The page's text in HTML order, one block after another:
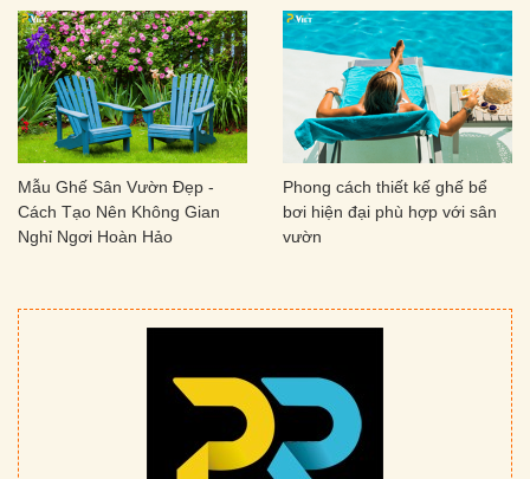
Mẫu Ghế Sân Vườn Đẹp -
Cách Tạo Nên Không Gian
Nghỉ Ngơi Hoàn Hảo
Phong cách thiết kế ghế bể
bơi hiện đại phù hợp với sân
vườn